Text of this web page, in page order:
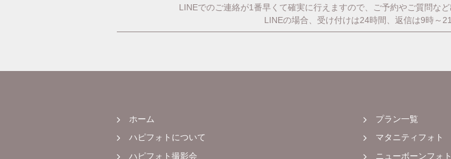
LINEでのご連絡が1番早くて確実に行えますので、ご予約やご質問な
LINEの場合、受け付けは24時間、返信は9時～
ホーム
ハピフォトについて
ハピフォト撮影会
プラン一覧
マタニティフォト
ニューボーンフォト